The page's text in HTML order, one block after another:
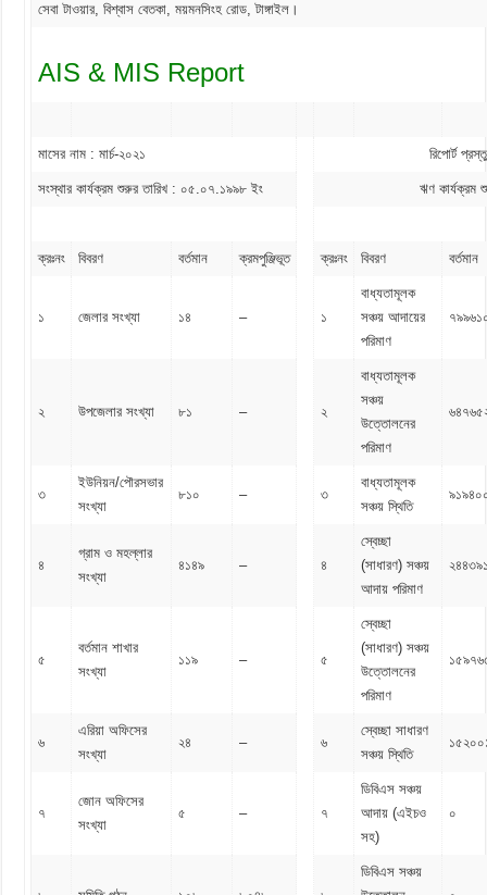
সেবা টাওয়ার, বিশ্বাস বেতকা, ময়মনসিংহ রোড, টাঙ্গাইল।
AIS & MIS Report
মাসের নাম : মার্চ-২০২১ রিপোর্ট
সংস্থার কার্যক্রম শুরুর তারিখ : ০৫.০৭.১৯৯৮ ইং ঋণ কার্যক্রম
ক্রঃনং বিবরণ বর্তমান ক্রমপুঞ্জিভূত ক্রঃনং বিবরণ বর্তমান
১ জেলার সংখ্যা ১৪ – ১
বাধ্যতামূলক
সঞ্চয় আদায়ের
পরিমাণ
২ উপজেলার সংখ্যা ৮১ – ২
বাধ্যতামূলক
সঞ্চয়
উত্তোলনের
পরিমাণ
৩
ইউনিয়ন/পৌরসভার
সংখ্যা
৮১০ – ৩
বাধ্যতামূলক
সঞ্চয় স্থিতি
৪
গ্রাম ও মহল্লার
সংখ্যা
৪১৪৯ – ৪
স্বেচ্ছা
(সাধারণ) সঞ্চয়
আদায় পরিমাণ
৫
বর্তমান শাখার
সংখ্যা
১১৯ – ৫
স্বেচ্ছা
(সাধারণ) সঞ্চয়
উত্তোলনের
পরিমাণ
৬
এরিয়া অফিসের
সংখ্যা
২৪ – ৬
স্বেচ্ছা সাধারণ
সঞ্চয় স্থিতি
৭
জোন অফিসের
সংখ্যা
৫ – ৭
ডিবিএস সঞ্চয়
আদায় (এইচও
সহ)
০
ডিবিএস সঞ্চয়